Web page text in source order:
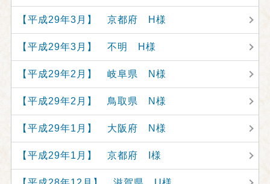
【平成29年3月】 京都府 H様
【平成29年3月】 不明 H様
【平成29年2月】 岐阜県 N様
【平成29年2月】 鳥取県 N様
【平成29年1月】 大阪府 N様
【平成29年1月】 京都府 I様